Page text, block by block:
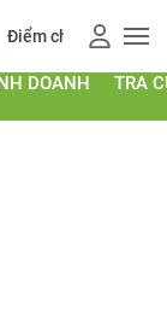
Điểm chuẩn 2026
DOANH TRA